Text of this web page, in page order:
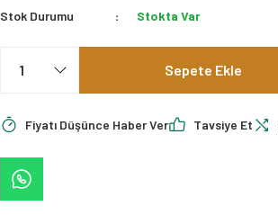
Stok Durumu
Stokta Var
Sepete Ekle
Fiyatı Düşünce Haber Ver Tavsiye Et